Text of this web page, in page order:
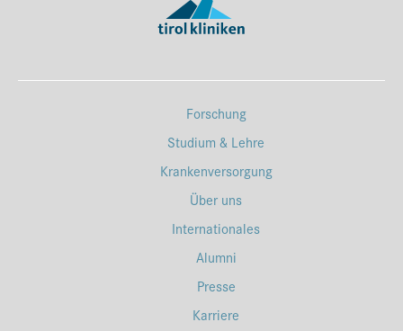
Forschung
Studium & Lehre
Krankenversorgung
Über uns
Internationales
Alumni
Presse
Karriere